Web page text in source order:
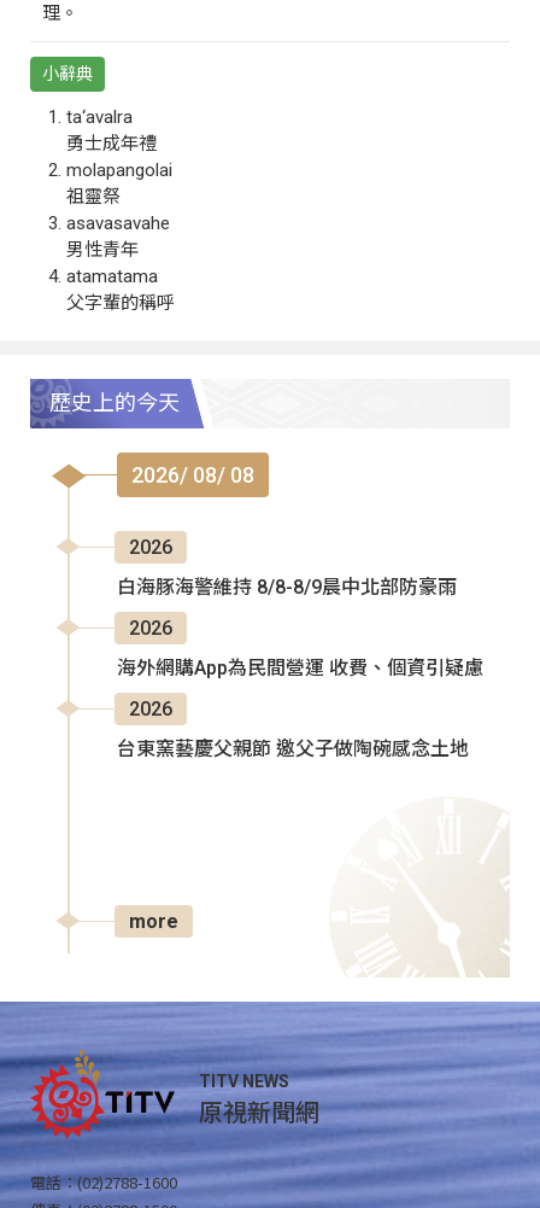
理。
小辭典
ta‘avalra
勇士成年禮
molapangolai
祖靈祭
asavasavahe
男性青年
atamatama
父字輩的稱呼
歷史上的今天
2026/ 08/ 08
2026
白海豚海警維持 8/8-8/9晨中北部防豪雨
2026
海外網購App為民間營運 收費、個資引疑慮
2026
台東窯藝慶父親節 邀父子做陶碗感念土地
more
TITV NEWS
原視新聞網
電話：(02)2788-1600